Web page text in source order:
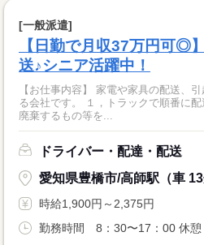
[一般派遣]
【日勤で月収37万円可◎
送♪シニア活躍中！
【お仕事内容】 家電や家具の配送、
る会社です。 １，トラックで順番に配送 ２，中央センターへ戻り、
廃棄するもの等を...
ドライバー・配達・配送
愛知県豊橋市/高師駅（車 13
時給1,900円～2,375円
勤務時間 8：30〜17：00 休